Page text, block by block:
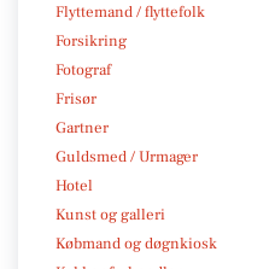
Flyttemand / flyttefolk
Forsikring
Fotograf
Frisør
Gartner
Guldsmed / Urmager
Hotel
Kunst og galleri
Købmand og døgnkiosk